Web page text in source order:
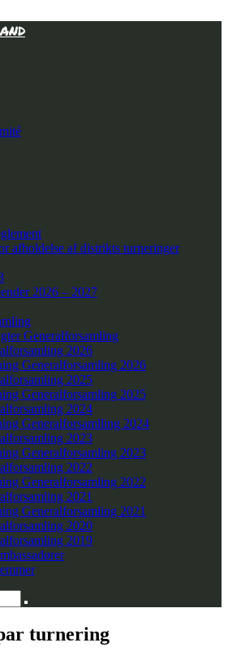
afholdelse af distrikts turneringer
2026 – 2027
Generalforsamling
2026
Generalforsamling 2026
2025
Generalforsamling 2025
2024
Generalforsamlling 2024
2023
Generalforsamling 2023
2022
Generalforsamling 2022
2021
Generalforsamling 2021
2020
2019
turnering